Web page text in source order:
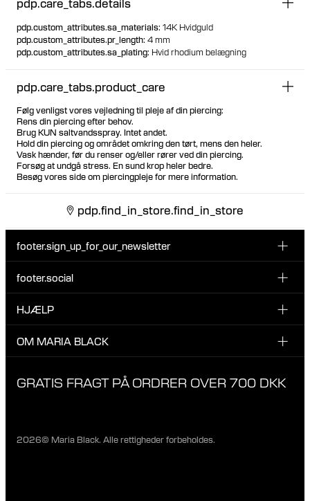
Velegnet til de fleste placeringer
Designet kan bæres på både venstre og højre øre efter ønske
100% genanvendt guld
pdp.care_tabs.details
pdp.custom_attributes.sa_materials: 14K Hvidguld
pdp.custom_attributes.pr_length: 4 mm
pdp.custom_attributes.sa_plating: Hvid rhodium belægning
pdp.care_tabs.product_care
Følg venligst vores vejledning til pleje af din piercing:
Rens din piercing efter behov.
Brug KUN saltvandsspray. Intet andet.
Hold din piercing og området omkring den tørt, mens den heler.
Vask hænder, før du renser og/eller rører ved din piercing.
Forsøg at undgå stress. En sund krop heler bedre.
Besøg vores side om piercingpleje for mere information.
pdp.find_in_store.find_in_store
footer.sign_up_for_our_newsletter
Tilmeld dig vores nyhedsbrev og vær den første til at blive
nyheder fra Maria Black.
footer.social
INSTAGRAM
TIKTOK
HJÆLP
KUNDESERVICE & KONTAKT
LEVERING
PRIVATLIVSPOLITIK
OM MARIA BLACK
KARRIERE
GRATIS FRAGT PÅ ORDRER OVER 700 DKK
2026© Maria Black. Alle rettigheder forbeholdes.